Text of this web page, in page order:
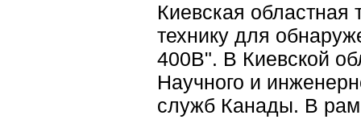
Киевская
технику для
400B". В Киевской
Научного и
служб Канады. В